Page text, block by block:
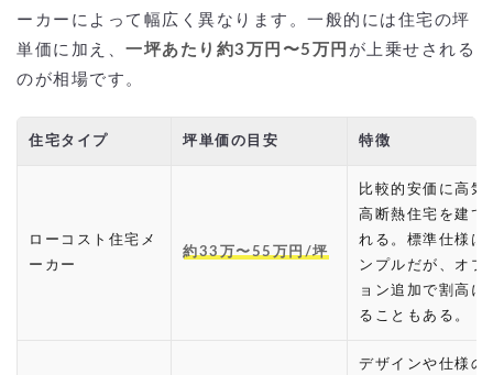
ーカーによって幅広く異なります。一般的には住宅の坪
単価に加え、 一坪あたり約3万円〜5万円 が上乗せされる
のが相場です。
住宅タイプ 坪単価の目安 特徴
ローコスト住宅メ
ーカー
約33万〜55万円/坪
比較的安価に高気
高断熱住宅を建て
れる。標準仕様は
ンプルだが、オプ
ョン追加で割高に
ることもある。
デザインや仕様の